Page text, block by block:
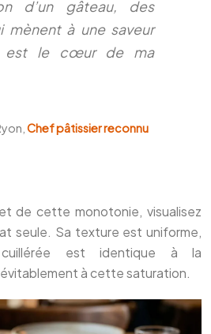
d’un gâteau, des
mènent à une saveur
est le cœur de ma
Chef pâtissier reconnu
de cette monotonie, visualisez
seule. Sa texture est uniforme,
cuillérée est identique à la
à cette saturation.